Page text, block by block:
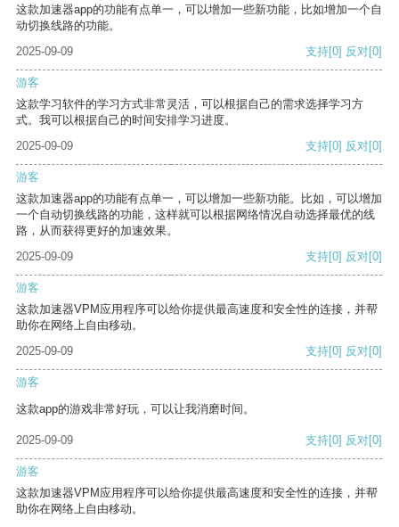
这款加速器app的功能有点单一，可以增加一些新功能，比如增加一个自
动切换线路的功能。
2025-09-09
支持[0] 反对[0]
游客
这款学习软件的学习方式非常灵活，可以根据自己的需求选择学习方
式。我可以根据自己的时间安排学习进度。
2025-09-09
支持[0] 反对[0]
游客
这款加速器app的功能有点单一，可以增加一些新功能。比如，可以增加
一个自动切换线路的功能，这样就可以根据网络情况自动选择最优的线
路，从而获得更好的加速效果。
2025-09-09
支持[0] 反对[0]
游客
这款加速器VPM应用程序可以给你提供最高速度和安全性的连接，并帮
助你在网络上自由移动。
2025-09-09
支持[0] 反对[0]
游客
这款app的游戏非常好玩，可以让我消磨时间。
2025-09-09 支持[0] 反对[0]
游客
这款加速器VPM应用程序可以给你提供最高速度和安全性的连接，并帮
助你在网络上自由移动。